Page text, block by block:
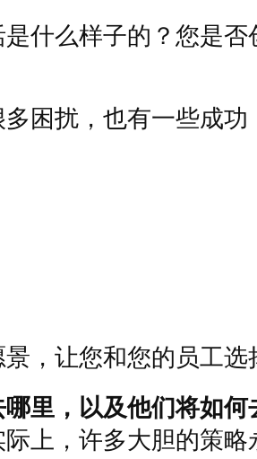
什么样子的？您是
困扰，也有一些成
，让您和您的员工选
里，以及他们将如何
上，许多大胆的策